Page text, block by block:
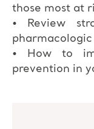
those most at
• Review
pharmacologic
• How to
prevention in